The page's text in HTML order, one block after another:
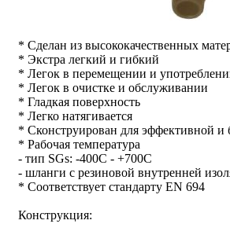
* Сделан из высококачественных
* Экстра легкий и гибкий
* Легок в перемещении и
* Легок в очистке и обслуживании
* Гладкая поверхность
* Легко натягивается
* Сконструирован для эффективной и
* Рабочая температура
- тип SGs: -400С - +700С
- шланги с резиновой внутренней
* Соответствует стандарту EN 694
Конструкция: